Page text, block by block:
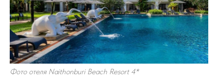
Фото отеля Naithonburi Beach Resort 4*